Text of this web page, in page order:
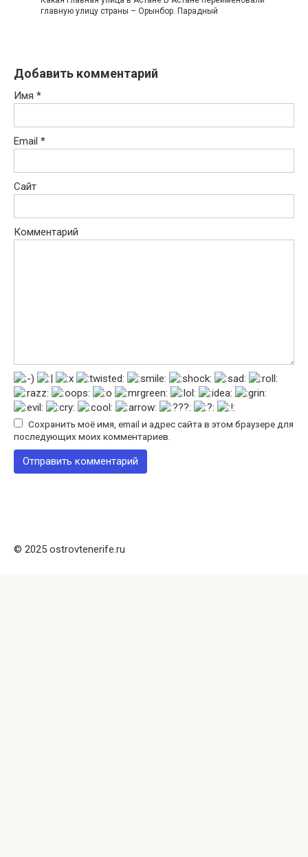
главную улицу страны – Орынбор. Парадный
Добавить комментарий
Имя *
Email *
Сайт
Комментарий
Сохранить моё имя, email и адрес сайта в этом браузере для
последующих моих комментариев.
© 2025 ostrovtenerife.ru